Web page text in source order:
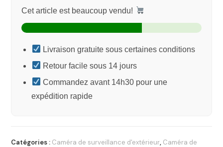
Cet article est beaucoup vendu!
Livraison gratuite sous certaines conditions
Retour facile sous 14 jours
Commandez avant 14h30 pour une
expédition rapide
Catégories : Caméra de surveillance d'extérieur, Caméra de